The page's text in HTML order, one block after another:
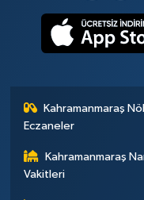
Kahramanmaraş
Eczaneler
Kahramanmaraş
Vakitleri